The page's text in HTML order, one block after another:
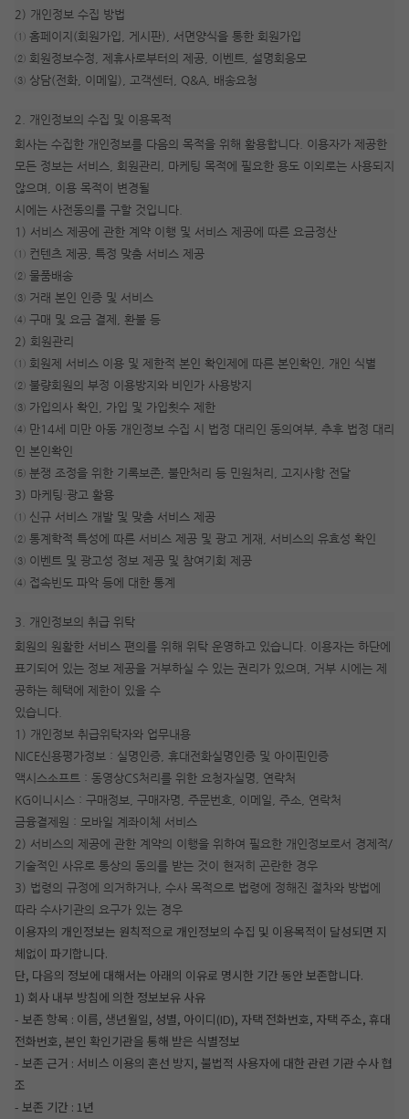
2) 개인정보 수집 방법
① 홈페이지(회원가입, 게시판), 서면양식을 통한 회원가입
② 회원정보수정, 제휴사로부터의 제공, 이벤트, 설명회응모
③ 상담(전화, 이메일), 고객센터, Q&A, 배송요청
2. 개인정보의 수집 및 이용목적
회사는 수집한 개인정보를 다음의 목적을 위해 활용합니다. 이용자가 제공한
모든 정보는 서비스, 회원관리, 마케팅 목적에 필요한 용도 이외로는 사용되지
않으며, 이용 목적이 변경될
시에는 사전동의를 구할 것입니다.
1) 서비스 제공에 관한 계약 이행 및 서비스 제공에 따른 요금정산
① 컨텐츠 제공, 특정 맞춤 서비스 제공
② 물품배송
③ 거래 본인 인증 및 서비스
④ 구매 및 요금 결제, 환불 등
2) 회원관리
① 회원제 서비스 이용 및 제한적 본인 확인제에 따른 본인확인, 개인 식별
② 불량회원의 부정 이용방지와 비인가 사용방지
③ 가입의사 확인, 가입 및 가입횟수 제한
④ 만14세 미만 아동 개인정보 수집 시 법정 대리인 동의여부, 추후 법정 대리
인 본인확인
⑤ 분쟁 조정을 위한 기록보존, 불만처리 등 민원처리, 고지사항 전달
3) 마케팅·광고 활용
① 신규 서비스 개발 및 맞춤 서비스 제공
② 통계학적 특성에 따른 서비스 제공 및 광고 게재, 서비스의 유효성 확인
③ 이벤트 및 광고성 정보 제공 및 참여기회 제공
④ 접속빈도 파악 등에 대한 통계
3. 개인정보의 취급 위탁
회원의 원활한 서비스 편의를 위해 위탁 운영하고 있습니다. 이용자는 하단에
표기되어 있는 정보 제공을 거부하실 수 있는 권리가 있으며, 거부 시에는 제
공하는 혜택에 제한이 있을 수
있습니다.
1) 개인정보 취급위탁자와 업무내용
NICE신용평가정보 : 실명인증, 휴대전화실명인증 및 아이핀인증
액시스소프트 : 동영상CS처리를 위한 요청자실명, 연락처
KG이니시스 : 구매정보, 구매자명, 주문번호, 이메일, 주소, 연락처
금융결제원 : 모바일 계좌이체 서비스
2) 서비스의 제공에 관한 계약의 이행을 위하여 필요한 개인정보로서 경제적/
기술적인 사유로 통상의 동의를 받는 것이 현저히 곤란한 경우
3) 법령의 규정에 의거하거나, 수사 목적으로 법령에 정해진 절차와 방법에
따라 수사기관의 요구가 있는 경우
이용자의 개인정보는 원칙적으로 개인정보의 수집 및 이용목적이 달성되면 지
체없이 파기합니다.
단, 다음의 정보에 대해서는 아래의 이유로 명시한 기간 동안 보존합니다.
1) 회사 내부 방침에 의한 정보보유 사유
- 보존 항목 : 이름, 생년월일, 성별, 아이디(ID), 자택 전화번호, 자택 주소, 휴대
전화번호, 본인 확인기관을 통해 받은 식별정보
- 보존 근거 : 서비스 이용의 혼선 방지, 불법적 사용자에 대한 관련 기관 수사 협
조
- 보존 기간 : 1년